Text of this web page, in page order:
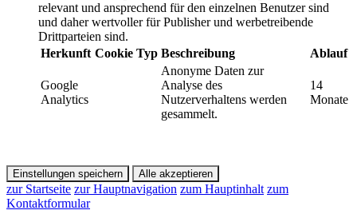
relevant und ansprechend für den einzelnen Benutzer sind
und daher wertvoller für Publisher und werbetreibende
Drittparteien sind.
Herkunft Cookie Typ Beschreibung Ablauf
Google
Analytics
Anonyme Daten zur
Analyse des
Nutzerverhaltens werden
gesammelt.
14
Monate
Einstellungen speichern Alle akzeptieren
zur Startseite zur Hauptnavigation zum Hauptinhalt zum
Kontaktformular